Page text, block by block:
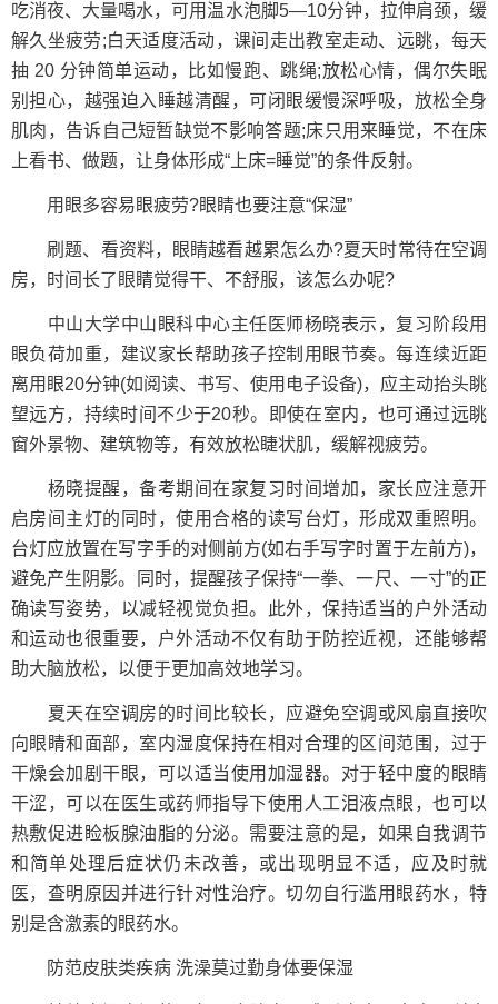
吃消夜、大量喝水，可用温水泡脚5—10分钟，拉伸肩颈，缓
解久坐疲劳;白天适度活动，课间走出教室走动、远眺，每天
抽 20 分钟简单运动，比如慢跑、跳绳;放松心情，偶尔失眠
别担心，越强迫入睡越清醒，可闭眼缓慢深呼吸，放松全身
肌肉，告诉自己短暂缺觉不影响答题;床只用来睡觉，不在床
上看书、做题，让身体形成“上床=睡觉”的条件反射。
用眼多容易眼疲劳?眼睛也要注意“保湿”
刷题、看资料，眼睛越看越累怎么办?夏天时常待在空调
房，时间长了眼睛觉得干、不舒服，该怎么办呢?
中山大学中山眼科中心主任医师杨晓表示，复习阶段用
眼负荷加重，建议家长帮助孩子控制用眼节奏。每连续近距
离用眼20分钟(如阅读、书写、使用电子设备)，应主动抬头眺
望远方，持续时间不少于20秒。即使在室内，也可通过远眺
窗外景物、建筑物等，有效放松睫状肌，缓解视疲劳。
杨晓提醒，备考期间在家复习时间增加，家长应注意开
启房间主灯的同时，使用合格的读写台灯，形成双重照明。
台灯应放置在写字手的对侧前方(如右手写字时置于左前方)，
避免产生阴影。同时，提醒孩子保持“一拳、一尺、一寸”的正
确读写姿势，以减轻视觉负担。此外，保持适当的户外活动
和运动也很重要，户外活动不仅有助于防控近视，还能够帮
助大脑放松，以便于更加高效地学习。
夏天在空调房的时间比较长，应避免空调或风扇直接吹
向眼睛和面部，室内湿度保持在相对合理的区间范围，过于
干燥会加剧干眼，可以适当使用加湿器。对于轻中度的眼睛
干涩，可以在医生或药师指导下使用人工泪液点眼，也可以
热敷促进睑板腺油脂的分泌。需要注意的是，如果自我调节
和简单处理后症状仍未改善，或出现明显不适，应及时就
医，查明原因并进行针对性治疗。切勿自行滥用眼药水，特
别是含激素的眼药水。
防范皮肤类疾病 洗澡莫过勤身体要保湿